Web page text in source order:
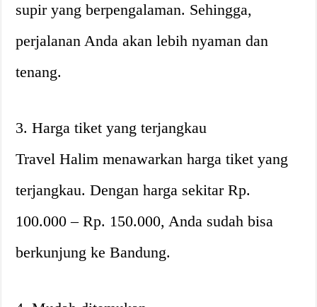
supir yang berpengalaman. Sehingga,
perjalanan Anda akan lebih nyaman dan
tenang.
3. Harga tiket yang terjangkau
Travel Halim menawarkan harga tiket yang
terjangkau. Dengan harga sekitar Rp.
100.000 – Rp. 150.000, Anda sudah bisa
berkunjung ke Bandung.